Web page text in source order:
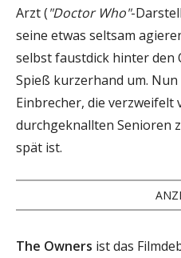
Arzt ("Doctor Who"-
seine etwas seltsam
selbst faustdick hinter den
Spieß kurzerhand um.
Einbrecher, die verzweifelt
durchgeknallten Senioren
spät ist.
The Owners ist das